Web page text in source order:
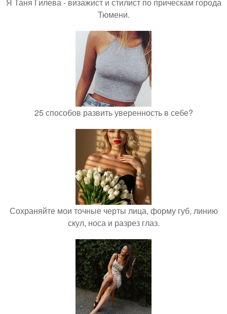
Тюмени.
25 способов развить уверенность в себе?
Сохраняйте мои точные черты лица, форму губ, линию
скул, носа и разрез глаз.